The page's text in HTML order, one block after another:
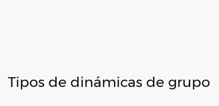
Tipos de dinámicas de grupo